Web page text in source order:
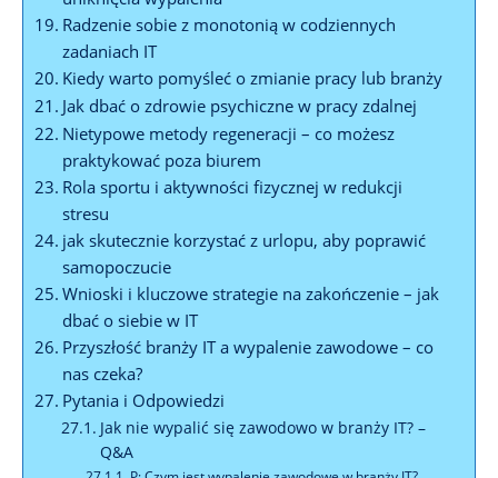
Radzenie sobie z monotonią w codziennych
zadaniach IT
Kiedy warto pomyśleć o zmianie pracy lub branży
Jak dbać o zdrowie psychiczne w pracy zdalnej
Nietypowe metody regeneracji – co możesz
praktykować poza biurem
Rola sportu i aktywności fizycznej w redukcji
stresu
jak skutecznie korzystać z urlopu, aby poprawić
samopoczucie
Wnioski i kluczowe strategie na zakończenie – jak
dbać o siebie w IT
Przyszłość branży IT a wypalenie zawodowe – co
nas czeka?
Pytania i Odpowiedzi
Jak nie wypalić się zawodowo w branży IT? –
Q&A